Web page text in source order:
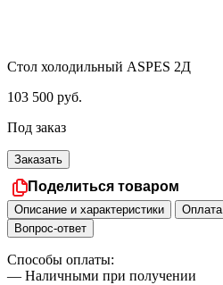
Стол холодильный ASPES 2Д
103 500 руб.
Под заказ
Заказать
Поделиться товаром
Описание и характеристики Оплата
Вопрос-ответ
Способы оплаты:
— Наличными при получении